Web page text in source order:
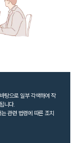
탕으로 일부 각색하여 작
니다.
관련 법령에 따른 조치